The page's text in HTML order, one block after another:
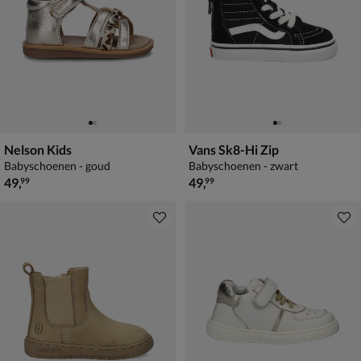
Nelson Kids
Babyschoenen - goud
€ 49,99
49,99
Vans Sk8-Hi Zip
Babyschoenen - zwart
€ 49,99
49,99